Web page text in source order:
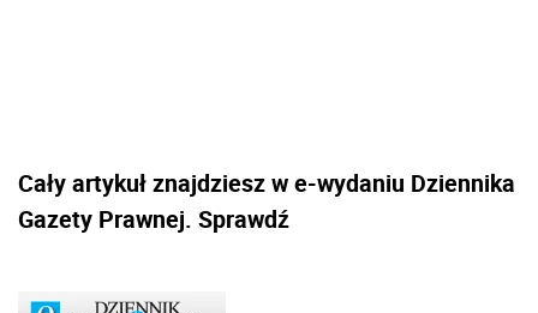
Cały artykuł znajdziesz w e-wydaniu Dziennika
Gazety Prawnej. Sprawdź